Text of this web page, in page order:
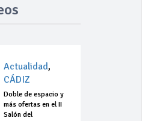
Actualidad,
CÁDIZ
Doble de espacio y
más ofertas en el II
Salón del